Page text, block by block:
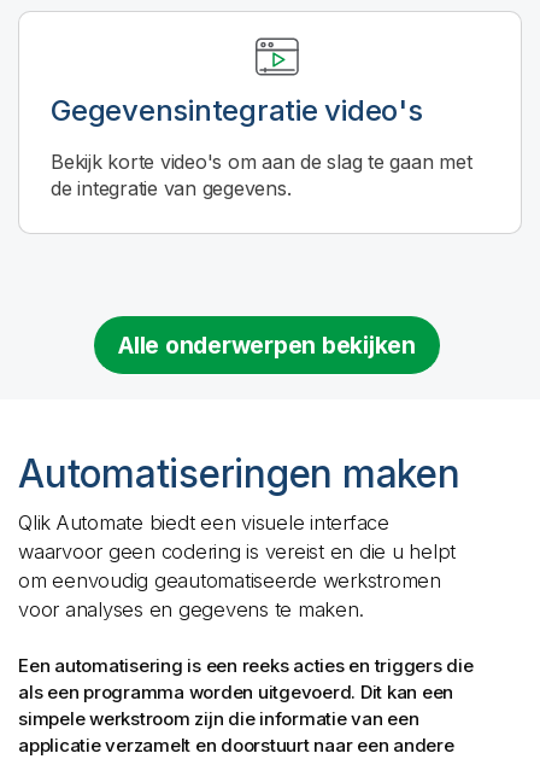
Gegevensintegratie video's
Bekijk korte video's om aan de slag te gaan met
de integratie van gegevens.
Alle onderwerpen bekijken
Automatiseringen maken
Qlik Automate biedt een visuele interface
waarvoor geen codering is vereist en die u helpt
om eenvoudig geautomatiseerde werkstromen
voor analyses en gegevens te maken.
Een automatisering is een reeks acties en triggers die
als een programma worden uitgevoerd. Dit kan een
simpele werkstroom zijn die informatie van een
applicatie verzamelt en doorstuurt naar een andere